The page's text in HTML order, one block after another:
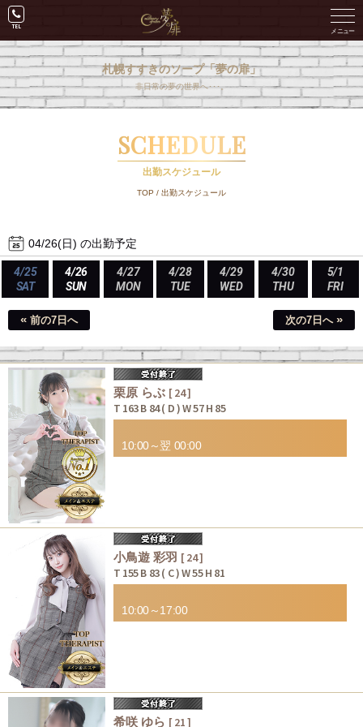
札幌すすきのソープ「夢の扉」
非日常の夢の世界へ･･･。
SCHEDULE
出勤スケジュール
TOP / 出勤スケジュール
04/26(日) の出勤予定
4/25
SAT
4/26
SUN
4/27
MON
4/28
TUE
4/29
WED
4/30
THU
5/1
FRI
« 前の7日へ 次の7日へ »
栗原 らぶ [ 24 ]
T 163 B 84 ( D ) W 57 H 85
10:00～翌 00:00
小鳥遊 彩羽 [ 24 ]
T 155 B 83 ( C ) W 55 H 81
10:00～17:00
希咲 ゆら [ 21 ]